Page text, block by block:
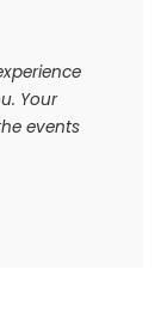
Your
events